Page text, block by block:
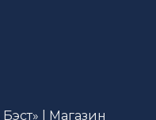
| Магазин